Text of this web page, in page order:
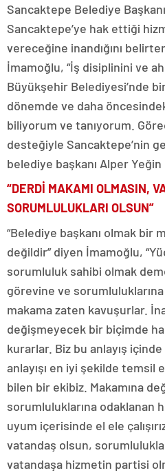
Sancaktepe Belediye
Sancaktepe’ye hak ettiği
vereceğine inandığını
İmamoğlu, “İş disiplinini ve
Büyükşehir Belediyesi’nde
dönemde ve daha
biliyorum ve tanıyorum.
desteğiyle Sancaktepe’nin
belediye başkanı Alper Yeğin
“DERDİ MAKAMI OLMASIN,
SORUMLULUKLARI OLSUN”
“Belediye başkanı olmak bir
değildir” diyen İmamoğlu,
sorumluluk sahibi olmak
görevine ve
makama zaten kavuşurlar.
değişmeyecek bir biçimde
kurarlar. Biz bu anlayış
anlayışı en iyi şekilde
bilen bir ekibiz. Makamına
sorumluluklarına odaklanan
uyum içerisinde el ele
vatandaş olsun,
vatandaşa hizmetin partisi